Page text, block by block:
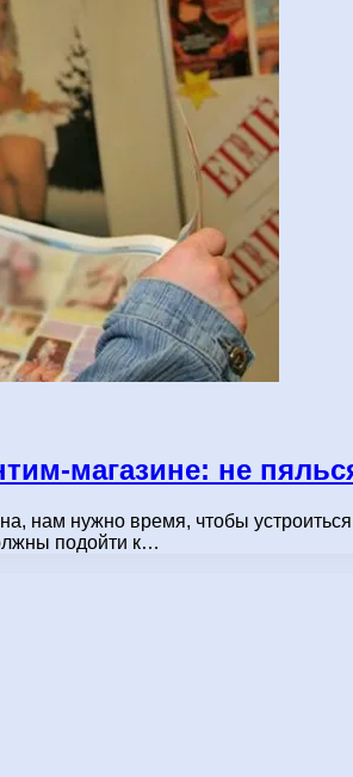
магазине: не
нам нужно время, чтобы
подойти к…